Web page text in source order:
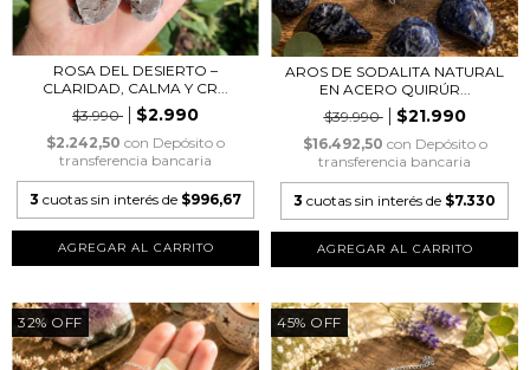
ROSA DEL DESIERTO –
CLARIDAD, CALMA Y CR...
$3.990
$2.990
$2.242,50 con Depósito o
transferencia bancaria
3 cuotas sin interés de $996,67
AROS DE SODALITA NATURAL
EN ACERO QUIRÚR...
$39.990
$21.990
$16.492,50 con Depósito o
transferencia bancaria
3 cuotas sin interés de $7.330
32% OFF 45% OFF